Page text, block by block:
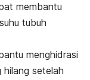
membantu
tubuh
menghidrasi
setelah